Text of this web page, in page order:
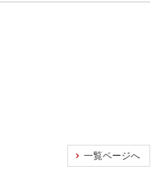
一覧ページへ